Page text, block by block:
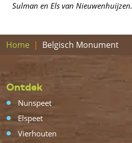
Sulman en Els van Nieuwenhuijzen.
Home Belgisch Monument
Ontdek
Nunspeet
Elspeet
Vierhouten